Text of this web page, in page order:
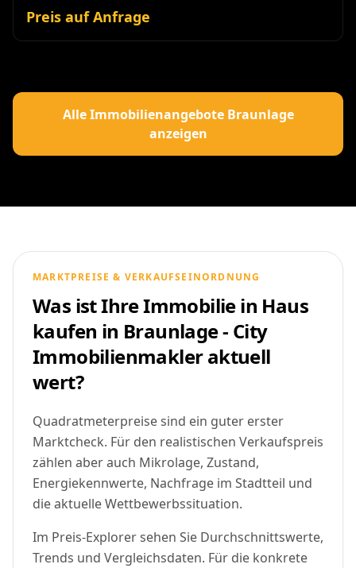
Preis auf Anfrage
Alle Immobilienangebote Braunlage
anzeigen
MARKTPREISE & VERKAUFSEINORDNUNG
Was ist Ihre Immobilie in Haus
kaufen in Braunlage - City
Immobilienmakler aktuell
wert?
Quadratmeterpreise sind ein guter erster
Marktcheck. Für den realistischen Verkaufspreis
zählen aber auch Mikrolage, Zustand,
Energiekennwerte, Nachfrage im Stadtteil und
die aktuelle Wettbewerbssituation.
Im Preis-Explorer sehen Sie Durchschnittswerte,
Trends und Vergleichsdaten. Für die konkrete